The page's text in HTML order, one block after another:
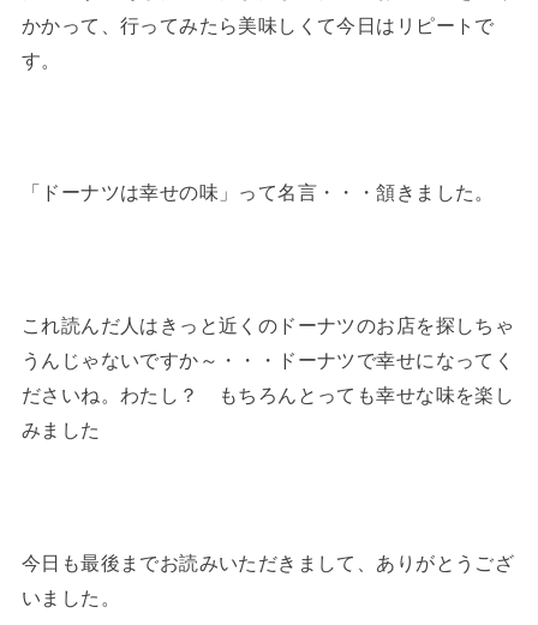
かかって、行ってみたら美味しくて今日はリピートで
す。
「ドーナツは幸せの味」って名言・・・頷きました。
これ読んだ人はきっと近くのドーナツのお店を探しちゃ
うんじゃないですか～・・・ドーナツで幸せになってく
ださいね。わたし？ もちろんとっても幸せな味を楽し
みました
今日も最後までお読みいただきまして、ありがとうござ
いました。